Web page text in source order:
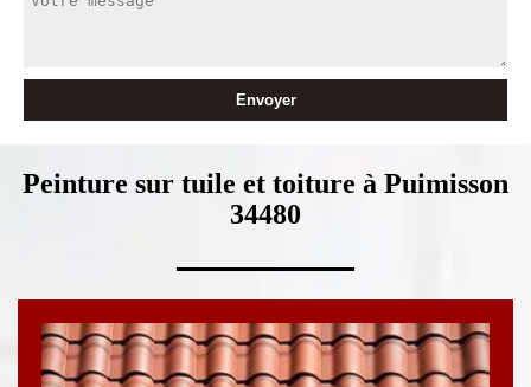
Peinture sur tuile et toiture à Puimisson
34480